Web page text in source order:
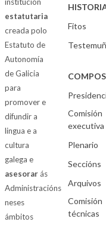
estatutaria
creada polo
Estatuto de
Autonomía
de Galicia
para
promover e
difundir a
lingua e a
cultura
galega e
asesorarás
Administracións
neses
ámbitos
Fitos
Comisión
executiva
Plenario
Seccións
Arquivos
Comisión
técnicas